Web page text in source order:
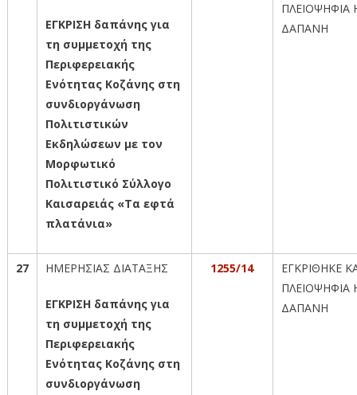
ΕΓΚΡΙΣΗ δαπάνης για
τη συμμετοχή της
Περιφερειακής
Ενότητας Κοζάνης στη
συνδιοργάνωση
Πολιτιστικών
Εκδηλώσεων με τον
Μορφωτικό
Πολιτιστικό Σύλλογο
Καισαρειάς «Τα εφτά
πλατάνια»
ΠΛΕΙΟΨΗΦΙΑ
ΔΑΠΑΝΗ
27 ΗΜΕΡΗΣΙΑΣ ΔΙΑΤΑΞΗΣ
ΕΓΚΡΙΣΗ δαπάνης για
τη συμμετοχή της
Περιφερειακής
Ενότητας Κοζάνης στη
συνδιοργάνωση
1255/14
ΕΓΚΡΙΘΗΚΕ
ΠΛΕΙΟΨΗΦΙΑ
ΔΑΠΑΝΗ